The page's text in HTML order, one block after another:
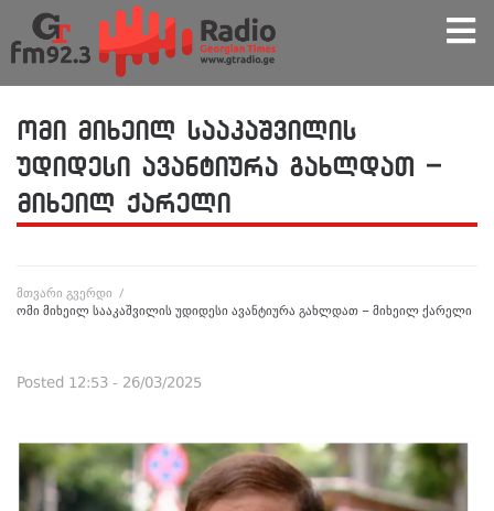
ომი მიხეილ სააკაშვილის
უდიდესი ავანტიურა გახლდათ –
მიხეილ ქარელი
მთვარი გვერდი /
ომი მიხეილ სააკაშვილის უდიდესი ავანტიურა გახლდათ – მიხეილ ქარელი
Posted 12:53 - 26/03/2025